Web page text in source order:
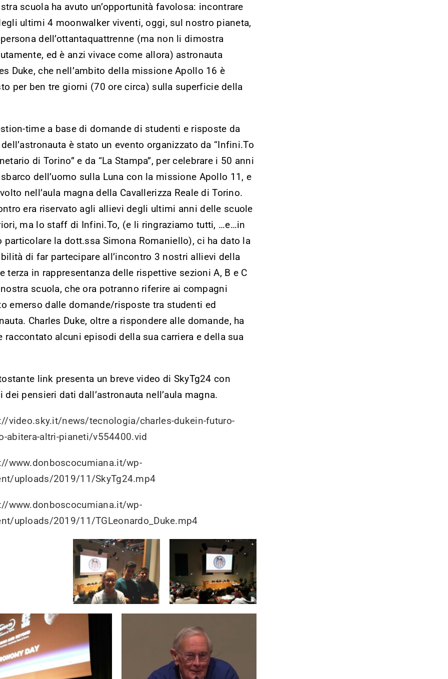
scuola ha avuto un’opportunità favolosa: incontrare
ultimi 4 moonwalker viventi, oggi, sul nostro pianeta,
dell’ottantaquattrenne (ma non li dimostra
ed è anzi vivace come allora) astronauta
Duke, che nell’ambito della missione Apollo 16 è
per ben tre giorni (70 ore circa) sulla superficie della
time a base di domande di studenti e risposte da
è stato un evento organizzato da “Infini.To
di Torino” e da “La Stampa”, per celebrare i 50 anni
dell’uomo sulla Luna con la missione Apollo 11, e
nell’aula magna della Cavallerizza Reale di Torino.
era riservato agli allievi degli ultimi anni delle scuole
ma lo staff di Infini.To, (e li ringraziamo tutti, …e…in
particolare la dott.ssa Simona Romaniello), ci ha dato la
di far partecipare all’incontro 3 nostri allievi della
terza in rappresentanza delle rispettive sezioni A, B e C
scuola, che ora potranno riferire ai compagni
emerso dalle domande/risposte tra studenti ed
Charles Duke, oltre a rispondere alle domande, ha
raccontato alcuni episodi della sua carriera e della sua
link presenta un breve video di SkyTg24 con
dei pensieri dati dall’astronauta nell’aula magna.
video.sky.it/news/tecnologia/charles-dukein-futuro-
abitera-altri-pianeti/v554400.vid
www.donboscocumiana.it/wp-
uploads/2019/11/SkyTg24.mp4
www.donboscocumiana.it/wp-
uploads/2019/11/TGLeonardo_Duke.mp4